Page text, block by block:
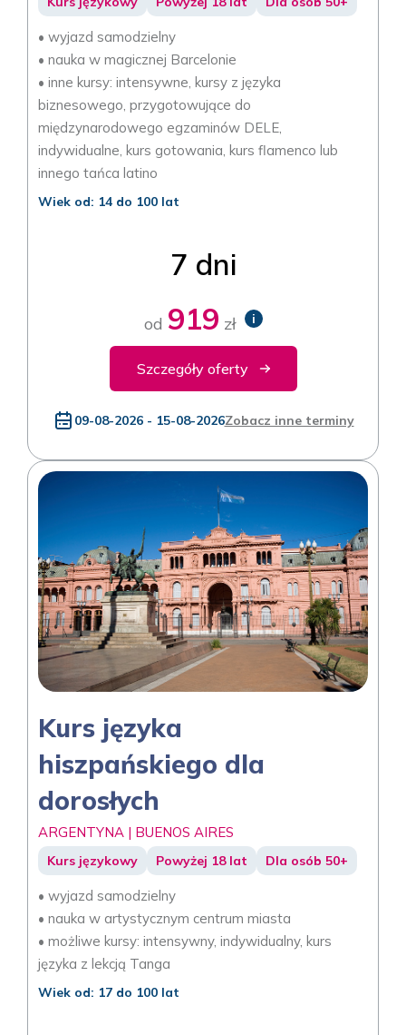
• wyjazd samodzielny
• nauka w magicznej Barcelonie
• inne kursy: intensywne, kursy z języka
biznesowego, przygotowujące do
międzynarodowego egzaminów DELE,
indywidualne, kurs gotowania, kurs flamenco lub
innego tańca latino
Wiek od: 14 do 100 lat
7 dni
od 919 zł i
Szczegóły oferty
09-08-2026 - 15-08-2026Zobacz inne terminy
Kurs języka
hiszpańskiego dla
dorosłych
ARGENTYNA | BUENOS AIRES
Kurs językowy Powyżej 18 lat Dla osób 50+
• wyjazd samodzielny
• nauka w artystycznym centrum miasta
• możliwe kursy: intensywny, indywidualny, kurs
języka z lekcją Tanga
Wiek od: 17 do 100 lat